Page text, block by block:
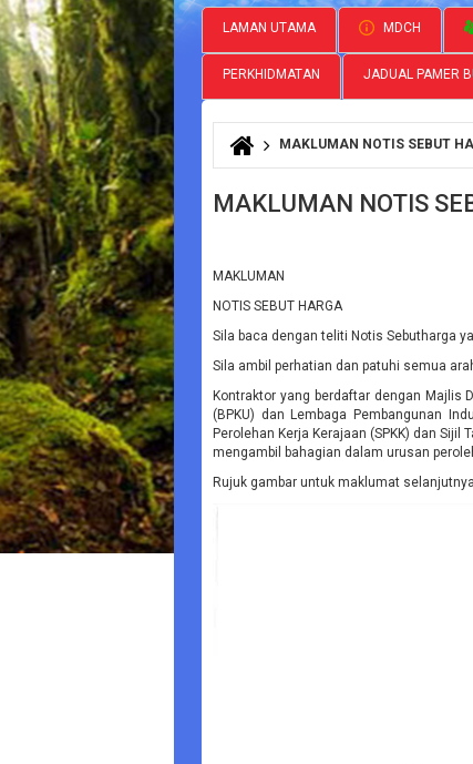
LAMAN UTAMA MDCH
PERKHIDMATAN JADUAL PAMER
Anda di siniMAKLUMAN NOTIS SEBUT
MAKLUMAN NOTIS
MAKLUMAN
NOTIS SEBUT HARGA
Sila baca dengan teliti Notis Sebutharga
Sila ambil perhatian dan patuhi semua
Kontraktor yang berdaftar dengan Majlis
(BPKU) dan Lembaga Pembangunan
Perolehan Kerja Kerajaan (SPKK) dan
mengambil bahagian dalam urusan
Rujuk gambar untuk maklumat selanjutnya